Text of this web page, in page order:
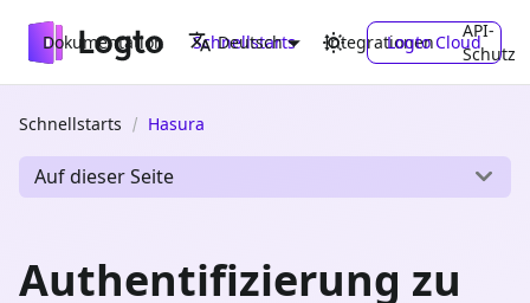
Dokumentation Schnellstarts Integrationen
API-
Schutz
Deutsch Logto Cloud
Schnellstarts Hasura
Auf dieser Seite
Authentifizierung zu